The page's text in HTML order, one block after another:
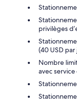
privilèges
(40 USD
Nombre
avec